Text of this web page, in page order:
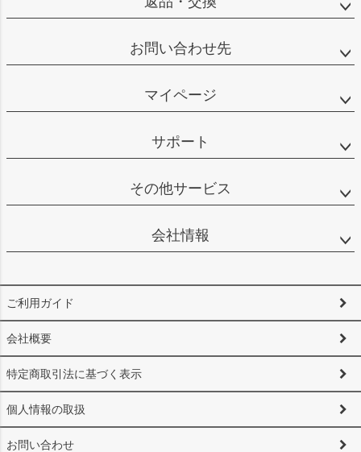
お問い合わせ先
マイページ
サポート
その他サービス
会社情報
ご利用ガイド
会社概要
特定商取引法に基づく表示
個人情報の取扱
お問い合わせ